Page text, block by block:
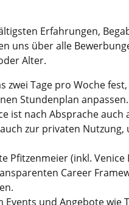
Erfahrungen,
über alle
Alter.
Tage pro Woche
Stundenplan
ist nach Absprache auch
zur privaten
(inkl.
Career
und Angebote